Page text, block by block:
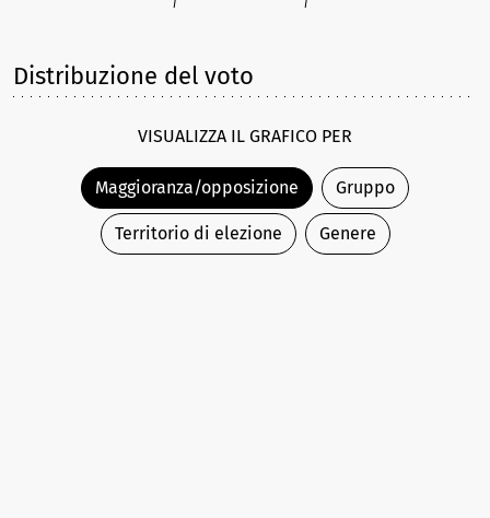
Distribuzione del voto
VISUALIZZA IL GRAFICO PER
Maggioranza/opposizione Gruppo
Territorio di elezione Genere